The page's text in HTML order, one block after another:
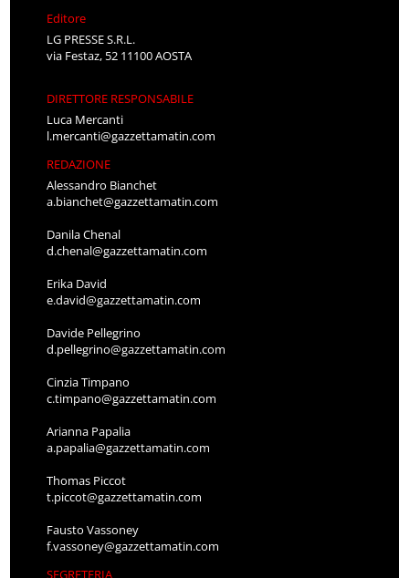
Editore
LG PRESSE S.R.L.
via Festaz, 52 11100 AOSTA
DIRETTORE RESPONSABILE
Luca Mercanti
l.mercanti@gazzettamatin.com
REDAZIONE
Alessandro Bianchet
a.bianchet@gazzettamatin.com
Danila Chenal
d.chenal@gazzettamatin.com
Erika David
e.david@gazzettamatin.com
Davide Pellegrino
d.pellegrino@gazzettamatin.com
Cinzia Timpano
c.timpano@gazzettamatin.com
Arianna Papalia
a.papalia@gazzettamatin.com
Thomas Piccot
t.piccot@gazzettamatin.com
Fausto Vassoney
f.vassoney@gazzettamatin.com
SEGRETERIA